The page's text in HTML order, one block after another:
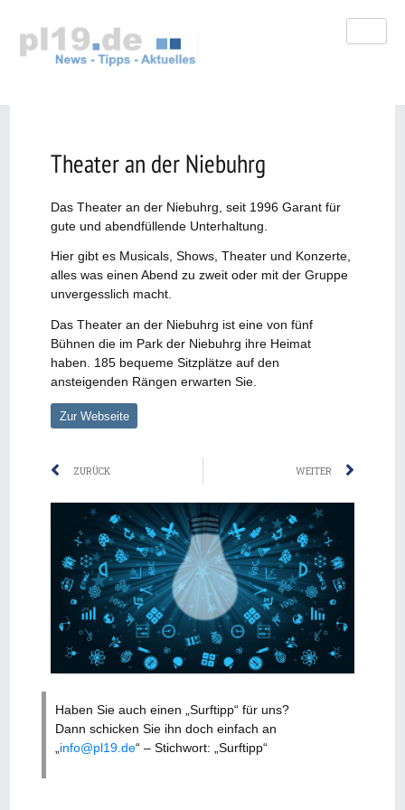
springen
Theater an der Niebuhrg
Das Theater an der Niebuhrg, seit 1996 Garant für
gute und abendfüllende Unterhaltung.
Hier gibt es Musicals, Shows, Theater und Konzerte,
alles was einen Abend zu zweit oder mit der Gruppe
unvergesslich macht.
Das Theater an der Niebuhrg ist eine von fünf
Bühnen die im Park der Niebuhrg ihre Heimat
haben. 185 bequeme Sitzplätze auf den
ansteigenden Rängen erwarten Sie.
Zur Webseite
Zurück
ZURÜCK WEITER
Haben Sie auch einen „Surftipp“ für uns?
Dann schicken Sie ihn doch einfach an
info@pl19.de“ – Stichwort: „Surftipp“